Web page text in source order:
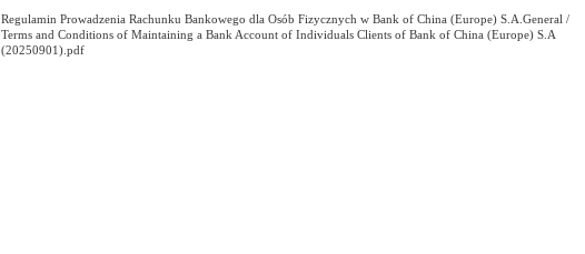
Regulamin Prowadzenia Rachunku Bankowego dla Osób Fizycznych w Bank of China (Europe) S.A.General /
Terms and Conditions of Maintaining a Bank Account of Individuals Clients of Bank of China (Europe) S.A
(20250901).pdf